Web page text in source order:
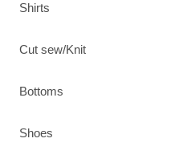
Shirts
Cut sew/Knit
Bottoms
Shoes